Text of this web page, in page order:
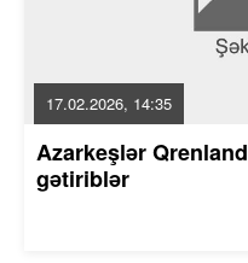
17.02.2026, 14:35
Azarkeşlər
gətiriblər